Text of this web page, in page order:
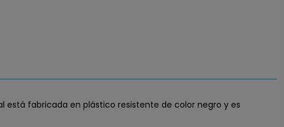
está fabricada en plástico resistente de color negro y es